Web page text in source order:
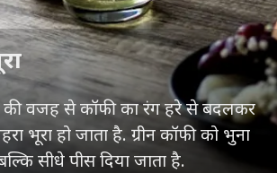
की वजह से कॉफी का रंग हरे से बदलकर
भूरा हो जाता है. ग्रीन कॉफी को भुना
सीधे पीस दिया जाता है.